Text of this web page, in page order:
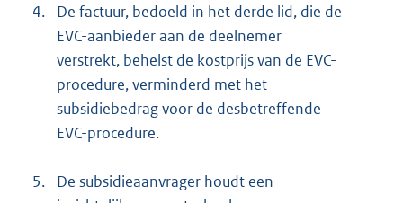
e
l
i
n
k
:
4.
De factuur, bedoeld in het derde lid, die de
EVC-aanbieder aan de deelnemer
verstrekt, behelst de kostprijs van de EVC-
procedure, verminderd met het
subsidiebedrag voor de desbetreffende
EVC-procedure.
5.
De subsidieaanvrager houdt een